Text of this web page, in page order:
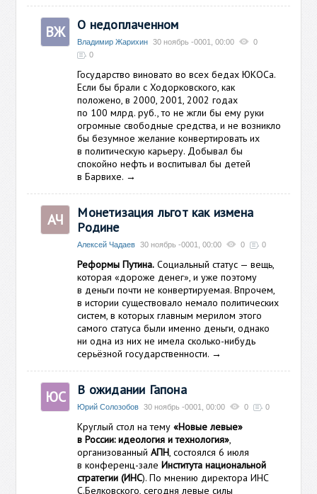
ВЖ О недоплаченном
Владимир Жарихин 30 ноябрь -0001, 00:00
0
0
Государство виновато во всех бедах ЮКОСа.
Если бы брали с Ходорковского, как
положено, в 2000, 2001, 2002 годах
по 100 млрд. руб., то не жгли бы ему руки
огромные свободные средства, и не возникло
бы безумное желание конвертировать их
в политическую карьеру. Добывал бы
спокойно нефть и воспитывал бы детей
в Барвихе. →
АЧ
Монетизация льгот как измена
Родине
Алексей Чадаев 30 ноябрь -0001, 00:00 0 0
Реформы Путина. Социальный статус — вещь,
которая «дороже денег», и уже поэтому
в деньги почти не конвертируемая. Впрочем,
в истории существовало немало политических
систем, в которых главным мерилом этого
самого статуса были именно деньги, однако
ни одна из них не имела сколько-нибудь
серьёзной государственности. →
ЮС В ожидании Гапона
Юрий Солозобов 30 ноябрь -0001, 00:00 0 0
Круглый стол на тему«Новые левые»
в России: идеология и технология»,
организованныйАПН, состоялся 6 июля
в конференц-залеИнститута национальной
стратегии (ИНС). По мнению директора ИНС
С.Белковского, сегодня левые силы